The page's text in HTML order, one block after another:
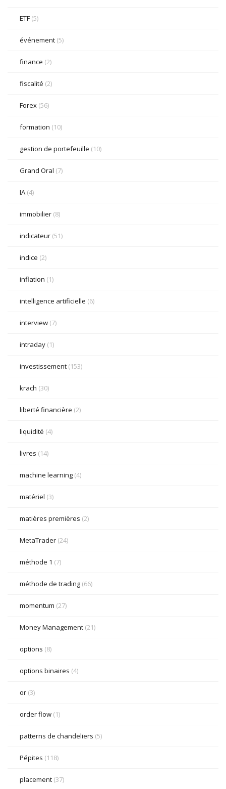
ETF (5)
événement (5)
finance (2)
fiscalité (2)
Forex (56)
formation (10)
gestion de portefeuille (10)
Grand Oral (7)
IA (4)
immobilier (8)
indicateur (51)
indice (2)
inflation (1)
intelligence artificielle (6)
interview (7)
intraday (1)
investissement (153)
krach (30)
liberté financière (2)
liquidité (4)
livres (14)
machine learning (4)
matériel (3)
matières premières (2)
MetaTrader (24)
méthode 1 (7)
méthode de trading (66)
momentum (27)
Money Management (21)
options (8)
options binaires (4)
or (3)
order flow (1)
patterns de chandeliers (5)
Pépites (118)
placement (37)